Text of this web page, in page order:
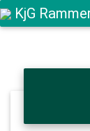
KjG